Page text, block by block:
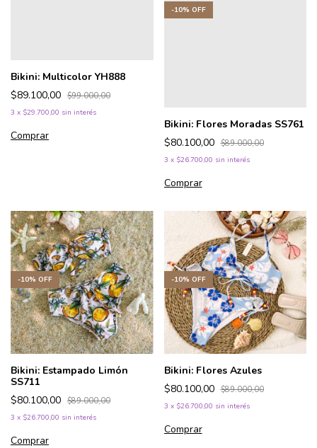
Bikini: Multicolor YH888
$89.100,00 $99.000,00
3 x $29.700,00 sin interés
Comprar
-10% OFF
Bikini: Flores Moradas SS761
$80.100,00 $89.000,00
3 x $26.700,00 sin interés
Comprar
-10% OFF
Bikini: Estampado Limón
SS711
$80.100,00 $89.000,00
3 x $26.700,00 sin interés
Comprar
-10% OFF
Bikini: Flores Azules
$80.100,00 $89.000,00
3 x $26.700,00 sin interés
Comprar